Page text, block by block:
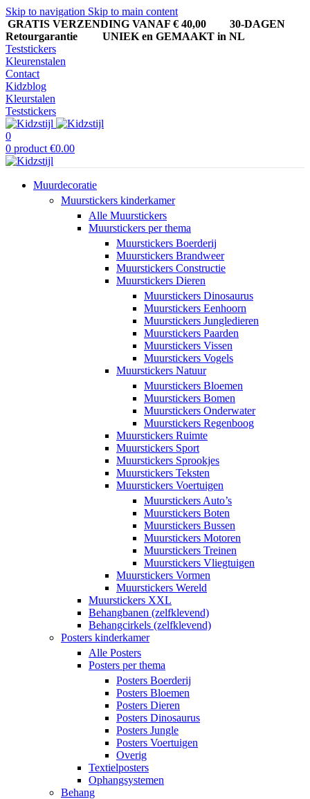
Skip to navigation Skip to main content
GRATIS VERZENDING VANAF € 40,00
30-DAGEN
Retourgarantie UNIEK en GEMAAKT in NL
Teststickers
Kleurenstalen
Contact
Kidzblog
Kleurstalen
Teststickers
0
0 product €0.00
Muurdecoratie
Muurstickers kinderkamer
Alle Muurstickers
Muurstickers per thema
Muurstickers Boerderij
Muurstickers Brandweer
Muurstickers Constructie
Muurstickers Dieren
Muurstickers Dinosaurus
Muurstickers Eenhoorn
Muurstickers Jungledieren
Muurstickers Paarden
Muurstickers Vissen
Muurstickers Vogels
Muurstickers Natuur
Muurstickers Bloemen
Muurstickers Bomen
Muurstickers Onderwater
Muurstickers Regenboog
Muurstickers Ruimte
Muurstickers Sport
Muurstickers Sprookjes
Muurstickers Teksten
Muurstickers Voertuigen
Muurstickers Auto’s
Muurstickers Boten
Muurstickers Bussen
Muurstickers Motoren
Muurstickers Treinen
Muurstickers Vliegtuigen
Muurstickers Vormen
Muurstickers Wereld
Muurstickers XXL
Behangbanen (zelfklevend)
Behangcirkels (zelfklevend)
Posters kinderkamer
Alle Posters
Posters per thema
Posters Boerderij
Posters Bloemen
Posters Dieren
Posters Dinosaurus
Posters Jungle
Posters Voertuigen
Overig
Textielposters
Ophangsystemen
Behang